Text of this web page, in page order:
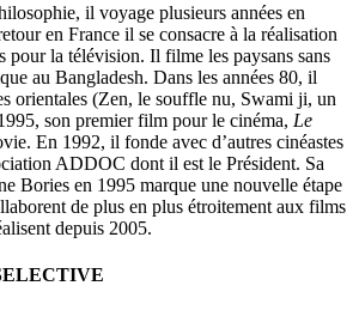
il voyage plusieurs années en
en France il se consacre à la réalisation
pour la télévision. Il filme les paysans sans
au Bangladesh. Dans les années 80, il
orientales (Zen, le souffle nu, Swami ji, un
son premier film pour le cinéma, Le
En 1992, il fonde avec d’autres cinéastes
ADDOC dont il est le Président. Sa
Bories en 1995 marque une nouvelle étape
de plus en plus étroitement aux films
depuis 2005.